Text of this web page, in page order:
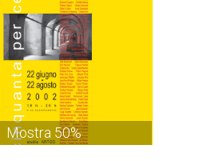
Mostra 50%